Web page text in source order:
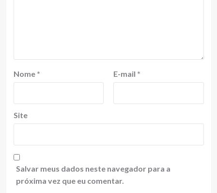
Nome * E-mail *
Site
Salvar meus dados neste navegador para a
próxima vez que eu comentar.